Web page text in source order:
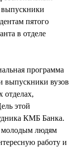
выпускники
пятого
в отделе
программа
выпускники вузов
отделах,
этой
КМБ Банка.
молодым людям
работу и